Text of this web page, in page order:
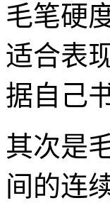
毛笔硬
适合表
据自己
其次是
间的连